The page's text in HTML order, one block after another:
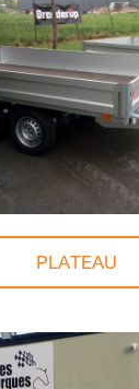
PLATEAU